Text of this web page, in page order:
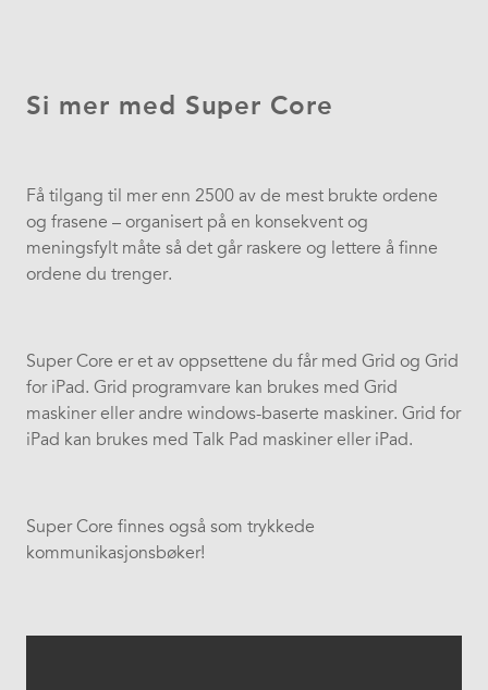
Si mer med Super Core
Få tilgang til mer enn 2500 av de mest brukte ordene
og frasene – organisert på en konsekvent og
meningsfylt måte så det går raskere og lettere å finne
ordene du trenger.
Super Core er et av oppsettene du får med Grid og Grid
for iPad. Grid programvare kan brukes med Grid
maskiner eller andre windows-baserte maskiner. Grid for
iPad kan brukes med Talk Pad maskiner eller iPad.
Super Core finnes også som trykkede
kommunikasjonsbøker!